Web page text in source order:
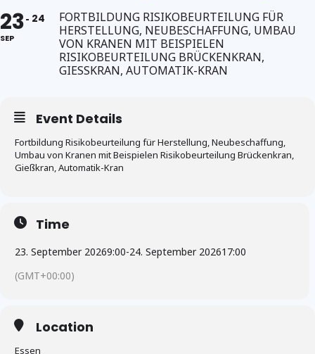
23
SEP
24
FORTBILDUNG RISIKOBEURTEILUNG FÜR
HERSTELLUNG, NEUBESCHAFFUNG, UMBAU
VON KRANEN MIT BEISPIELEN
RISIKOBEURTEILUNG BRÜCKENKRAN,
GIESSKRAN, AUTOMATIK-KRAN
Event Details
Fortbildung Risikobeurteilung für Herstellung, Neubeschaffung,
Umbau von Kranen mit Beispielen Risikobeurteilung Brückenkran,
Gießkran, Automatik-Kran
Time
23. September 20269:00-24. September 202617:00
(GMT+00:00)
Location
Essen